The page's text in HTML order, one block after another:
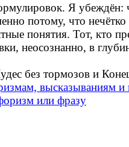
Я убеждён:
потому, что нечётко
понятия. Тот, кто
неосознанно, в
без тормозов и